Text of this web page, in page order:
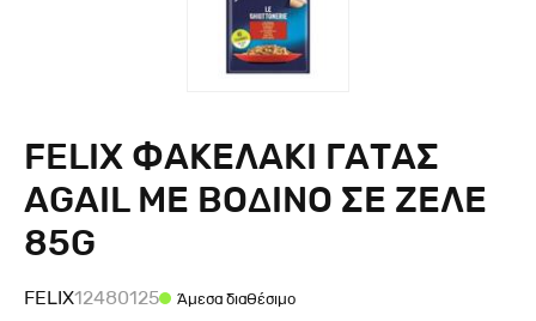
FELIX ΦΑΚΕΛΑΚΙ ΓΑΤΑΣ
AGAIL ΜΕ ΒΟΔΙΝΟ ΣΕ ΖΕΛΕ
85G
FELIX12480125 Άμεσα διαθέσιμο